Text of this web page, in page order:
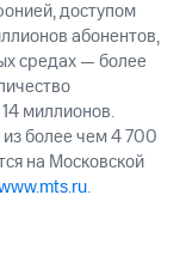
доступом
абонентов,
средах — более
миллионов.
более чем 4 700
на Московской
.